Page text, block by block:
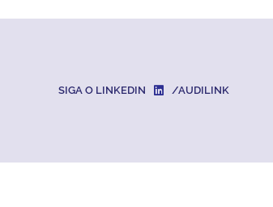
SIGA O LINKEDIN /AUDILINK